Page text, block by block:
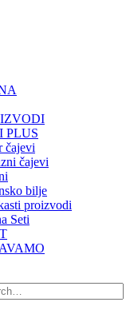
PLUS
čajevi
čajevi
bilje
proizvodi
Seti